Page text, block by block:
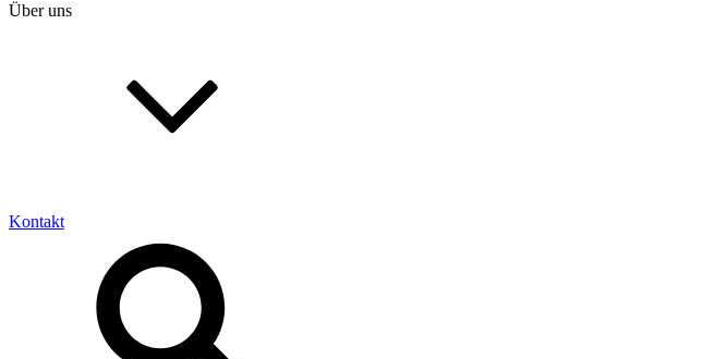
Über uns
Kontakt